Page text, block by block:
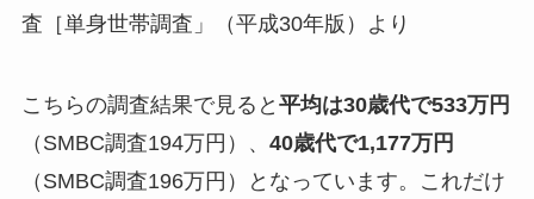
査［単身世帯調査」（平成30年版）より
こちらの調査結果で見ると 平均は30歳代で533万円
（SMBC調査194万円）、 40歳代で1,177万円
（SMBC調査196万円）となっています。これだけ